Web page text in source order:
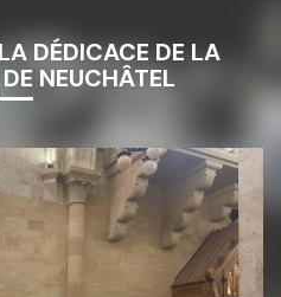
DÉDICACE DE LA
NEUCHÂTEL